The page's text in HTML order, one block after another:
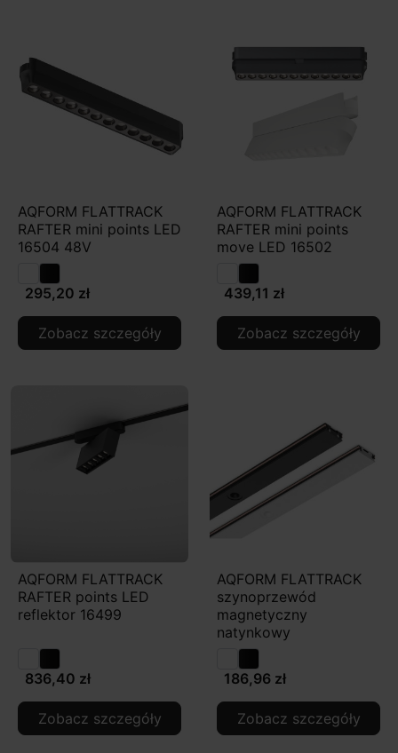
AQFORM FLATTRACK
RAFTER mini points LED
16504 48V
295,20 zł
Zobacz szczegóły
AQFORM FLATTRACK
RAFTER mini points
move LED 16502
439,11 zł
Zobacz szczegóły
AQFORM FLATTRACK
RAFTER points LED
reflektor 16499
836,40 zł
Zobacz szczegóły
AQFORM FLATTRACK
szynoprzewód
magnetyczny
natynkowy
186,96 zł
Zobacz szczegóły